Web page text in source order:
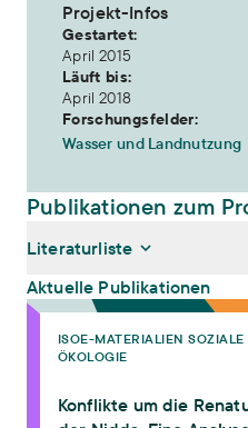
Projekt-Infos
Gestartet:
April 2015
Läuft bis:
April 2018
Forschungsfelder:
Wasser und Landnutzung
Publikationen zum
Literaturliste
Fickel, Thomas, Oliver
Heide Kerber (2019):
ISOE-Materialien Soziale
Aktuelle Publikationen
Konflikte um die
ISOE-MATERIALIEN SOZIALE
ÖKOLOGIE
Konflikte um die